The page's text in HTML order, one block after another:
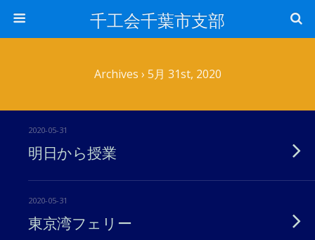
千工会千葉市支部
Archives › 5月 31st, 2020
2020-05-31
明日から授業
2020-05-31
東京湾フェリー